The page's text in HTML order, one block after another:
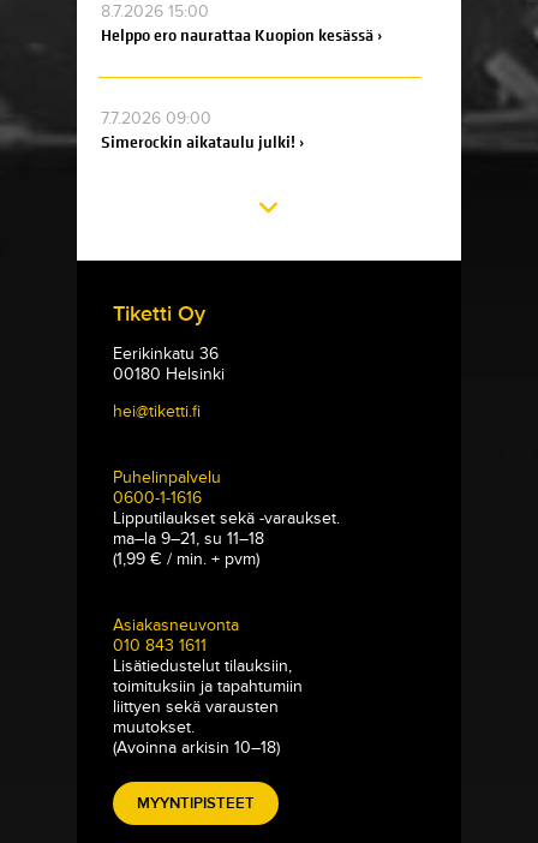
8.7.2026 15:00
Helppo ero naurattaa Kuopion kesässä ›
7.7.2026 09:00
Simerockin aikataulu julki! ›
Tiketti Oy
Eerikinkatu 36
00180 Helsinki
hei@tiketti.fi
Puhelinpalvelu
0600-1-1616
Lipputilaukset sekä -varaukset.
ma–la 9–21, su 11–18
(1,99 € / min. + pvm)
Asiakasneuvonta
010 843 1611
Lisätiedustelut tilauksiin,
toimituksiin ja tapahtumiin
liittyen sekä varausten
muutokset.
(Avoinna arkisin 10–18)
MYYNTIPISTEET